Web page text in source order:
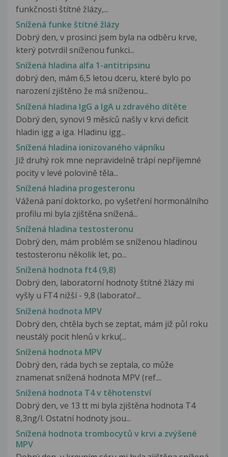
funkčnosti štítné žlázy,...
Snížená funke štítné žlázy
Dobrý den, v prosinci jsem byla na odběru krve,
který potvrdil sníženou funkci...
Snížená hladina alfa 1-antitripsinu
dobrý den, mám 6,5 letou dceru, které bylo po
narození zjištěno že má sníženou...
Snížená hladina IgG a IgA u zdravého dítěte
Dobrý den, synovi 9 měsíců našly v krvi deficit
hladin igg a iga. Hladinu igg...
Snížená hladina ionizovaného vápníku
Již druhý rok mne nepravidelně trápí nepříjemné
pocity v levé polovině těla...
Snížená hladina progesteronu
Vážená paní doktorko, po vyšetření hormonálního
profilu mi byla zjištěna snížená...
Snížená hladina testosteronu
Dobrý den, mám problém se sníženou hladinou
testosteronu několik let, po...
Snížená hodnota ft4 (9,8)
Dobrý den, laboratorní hodnoty štítné žlázy mi
vyšly u FT4 nižší - 9,8 (laboratoř...
Snížená hodnota MPV
Dobrý den, chtěla bych se zeptat, mám již půl roku
neustálý pocit hlenů v krku(...
Snížená hodnota MPV
Dobrý den, ráda bych se zeptala, co může
znamenat snížená hodnota MPV (ref....
Snížená hodnota T4 v těhotenství
Dobrý den, ve 13 tt mi byla zjištěna hodnota T4
8,3ng/l. Ostatní hodnoty jsou...
Snížená hodnota trombocytů v krvi a zvýšené
MPV